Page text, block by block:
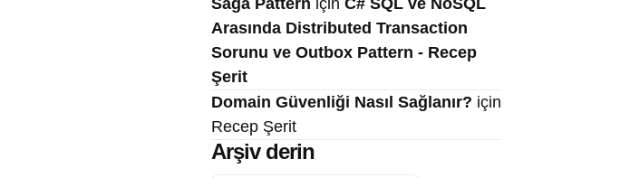
Saga Pattern için C# SQL ve NoSQL
Arasında Distributed Transaction
Sorunu ve Outbox Pattern - Recep
Şerit
Domain Güvenliği Nasıl Sağlanır? için
Recep Şerit
Arşiv derin